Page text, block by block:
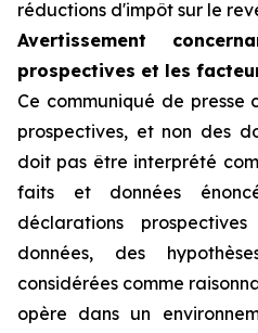
réductions d'impôt sur le
Avertissement
prospectives et les
Ce communiqué de presse
prospectives, et non des
doit pas être interprété
faits et données
déclarations
données, des
considérées comme
opère dans un